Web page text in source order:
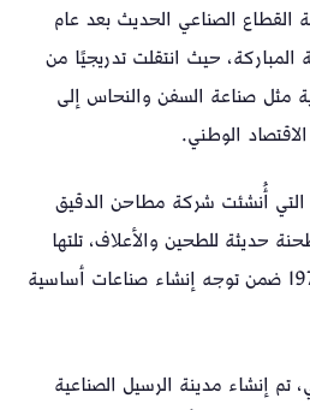
الصناعي الحديث بعد عام
المباركة، حيث انتقلت تدريجيًا من
مثل صناعة السفن والنحاس إلى
الوطني.
التي أُنشئت شركة مطاحن الدقيق
1977 كأول مطحنة حديثة للطحين والأعلاف، تلتها
شركة أسمنت عُمان عام 1978 ضمن توجه إنشاء صناعات أساسية
تم إنشاء مدينة الرسيل الصناعية